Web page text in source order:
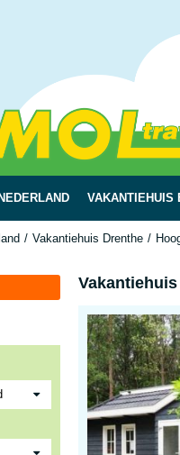
VAKANTIEHUIS
Vakantiehuis Drenthe